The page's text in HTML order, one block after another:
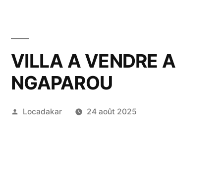
VILLA A VENDRE A
NGAPAROU
Publié
Locadakar 24 août 2025